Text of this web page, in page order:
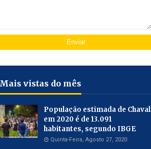
Mais vistas do mês
População estimada de Chaval
em 2020 é de 13.091
habitantes, segundo IBGE
Quinta-Feira, Agosto 27, 2020